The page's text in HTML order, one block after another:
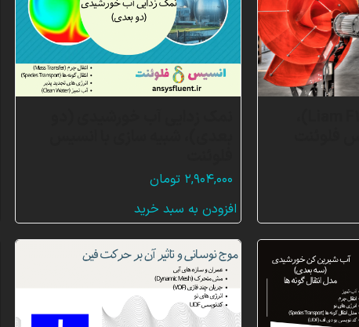
۲,۹۰۴,۰۰۰ تومان
افزودن به سبد خرید